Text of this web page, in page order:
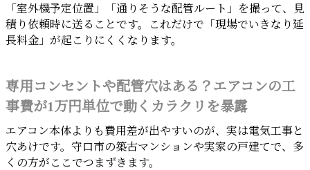
「室外機予定位置」「通りそうな配管ルート」を撮って、見
積り依頼時に送ることです。これだけで「現場でいきなり延
長料金」が起こりにくくなります。
専用コンセントや配管穴はある？エアコンの工
事費が1万円単位で動くカラクリを暴露
エアコン本体よりも費用差が出やすいのが、実は電気工事と
穴あけです。守口市の築古マンションや実家の戸建てで、多
くの方がここでつまずきます。